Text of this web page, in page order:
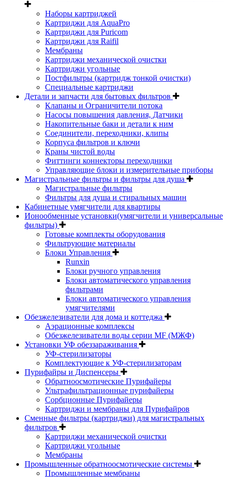
Наборы картриджей
Картриджи для AquaPro
Картриджи для Puricom
Картриджи для Raifil
Мембраны
Картриджи механической очистки
Картриджи угольные
Постфильтры (картридж тонкой очистки)
Специальные картриджи
Детали и запчасти для бытовых фильтров
Клапаны и Ограничители потока
Насосы повышения давления, Датчики
Накопительные баки и детали к ним
Соединители, переходники, клипы
Корпуса фильтров и ключи
Краны чистой воды
Фиттинги коннекторы переходники
Управляющие блоки и измерительные приборы
Магистральные фильтры и фильтры для душа
Магистральные фильтры
Фильтры для душа и стиральных машин
Кабинетные умягчители для квартиры
Ионообменные установки(умягчители и универсальные
фильтры)
Готовые комплекты оборудования
Фильтрующие материалы
Блоки Управления
Runxin
Блоки ручного управления
Блоки автоматического управления
фильтрами
Блоки автоматического управления
умягчителями
Обезжелезиватели для дома и коттеджа
Аэрационные комплексы
Обезжелезиватели воды серии MF (МЖФ)
Установки УФ обеззараживания
УФ-стерилизаторы
Комплектующие к УФ-стерилизаторам
Пурифайры и Диспенсеры
Обратноосмотические Пурифайеры
Ультрафильтрационные пурифайеры
Сорбционные Пурифайеры
Картриджи и мембраны для Пурифайров
Сменные фильтры (картриджи) для магистральных
фильтров
Картриджи механической очистки
Картриджи угольные
Мембраны
Промышленные обратноосмотические системы
Промышленные мембраны